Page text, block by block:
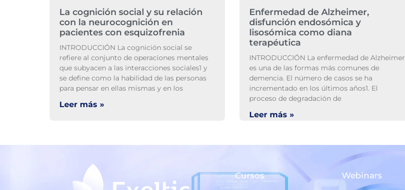
La cognición social y su relación
con la neurocognición en
pacientes con esquizofrenia
INTRODUCCIÓN La cognición social se
refiere al conjunto de operaciones mentales
que subyacen a las interacciones sociales1 y
se define como la habilidad de las personas
para pensar en ellas mismas y en los
Leer más »
Enfermedad de Alzheimer,
disfunción endosómica y
lisosómica como diana
terapéutica
INTRODUCCIÓN La enfermedad de Alzheimer
es una de las formas más comunes de
demencia. El número de casos se ha
incrementado en los últimos años1. El
proceso de degradación de
Leer más »
Cursos Webinars